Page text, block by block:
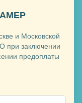
и Московской
при заключении
предоплаты